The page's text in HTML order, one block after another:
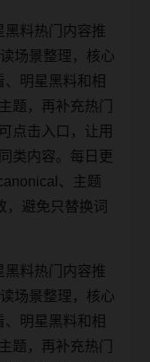
黑料热门内容推
场景整理，核心
、明星黑料和相
题，再补充热门
点击入口，让用
类内容。每日更
、主题
，避免只替换词
黑料热门内容推
场景整理，核心
、明星黑料和相
题，再补充热门